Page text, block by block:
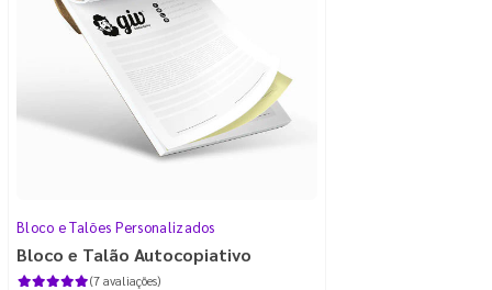
Bloco e Talões Personalizados
Bloco e Talão Autocopiativo
(7 avaliações)